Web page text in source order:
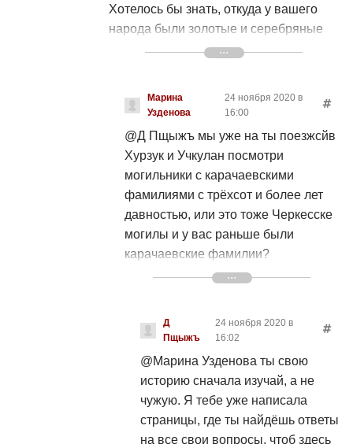
Хотелось бы знать, откуда у вашего
народа были золотые и серебряные
нити? Я уж молчу о красном или белом
называет аланы. Вы уж определитесь
неинтересно
Марина
Узденова
24 ноября 2020 в
16:00
@Д Пщыжъмы уже на ты поезжсйв
Хурзук и Учкулан посмотри
могильники с карачаевскими
фамилиями с трёхсот и более лет
давностью, или это тоже Черкесске
могилы и у вас раньше были
карачаевские фамилии?
Кабардинцы всегда жили там где и
земле, а народ называемый
где Черкесске могли в кчр которым
более 300 лет. Тебя послушать весь
Кавказ обязан вам, что теперь у них
такая одежда, что пока вы её
Д
Пщыжъ
24 ноября 2020 в
16:02
@Марина Узденова ты свою
историю сначала изучай, а не
чужую. Я тебе уже написала
страницы, где ты найдёшь ответы
на все свои вопросы, чтоб здесь